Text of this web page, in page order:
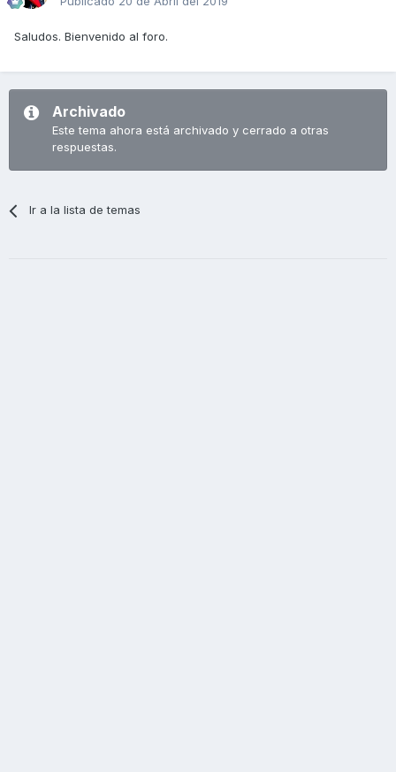
Saludos. Bienvenido al foro.
Archivado
Este tema ahora está archivado y cerrado a otras
respuestas.
Ir a la lista de temas